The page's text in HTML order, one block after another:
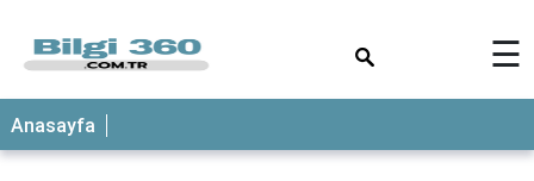
ANASAYFA
☰
Anasayfa